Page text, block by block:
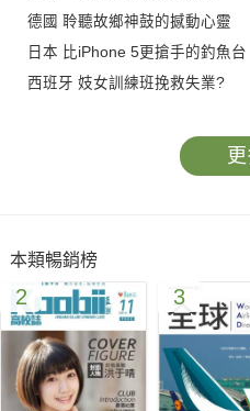
德國 聆聽故鄉神鼓的撼動心靈
日本 比iPhone 5更搶手的釣魚台
西班牙 妓女訓練班挽救失業?
美國 郵務雜貨舖 在地文創好點子
早餐，旅行的開始
Breakfast，旅人模式的快速鍵
從安逸的在地模式切換到旅人模
沒錯！就是早餐。
一旦踏上旅途，緊湊地和時間賽
本類暢銷榜
2 3